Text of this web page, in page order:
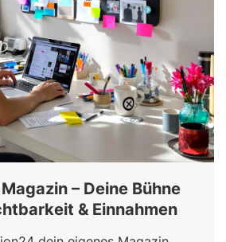
– Deine Bühne
& Einnahmen